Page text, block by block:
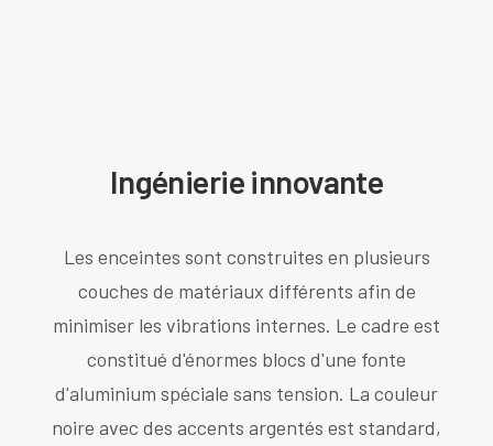
Ingénierie innovante
Les enceintes sont construites en plusieurs
couches de matériaux différents afin de
minimiser les vibrations internes. Le cadre est
constitué d'énormes blocs d'une fonte
d'aluminium spéciale sans tension. La couleur
noire avec des accents argentés est standard,